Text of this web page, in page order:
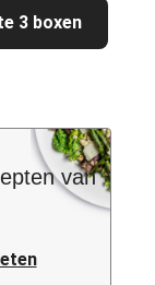
3 boxen
van